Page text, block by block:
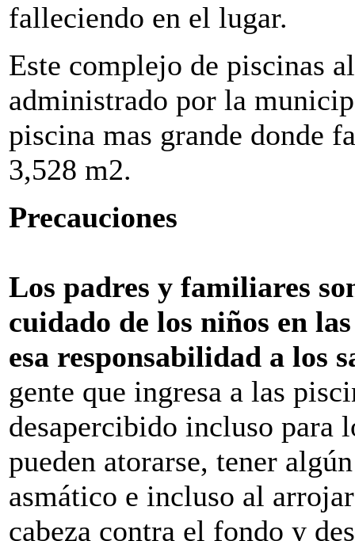
falleciendo en el lugar.
Este complejo de piscinas
administrado por la
piscina mas grande donde
3,528 m2.
Precauciones
Los padres y familiares
cuidado de los niños en
esa responsabilidad a los
gente que ingresa a las
desapercibido incluso para
pueden atorarse, tener
asmático e incluso al
cabeza contra el fondo y